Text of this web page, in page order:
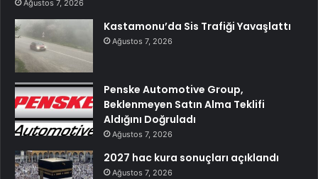
Ağustos 7, 2026
Kastamonu’da Sis Trafiği Yavaşlattı
Ağustos 7, 2026
Penske Automotive Group,
Beklenmeyen Satın Alma Teklifi
Aldığını Doğruladı
Ağustos 7, 2026
2027 hac kura sonuçları açıklandı
Ağustos 7, 2026